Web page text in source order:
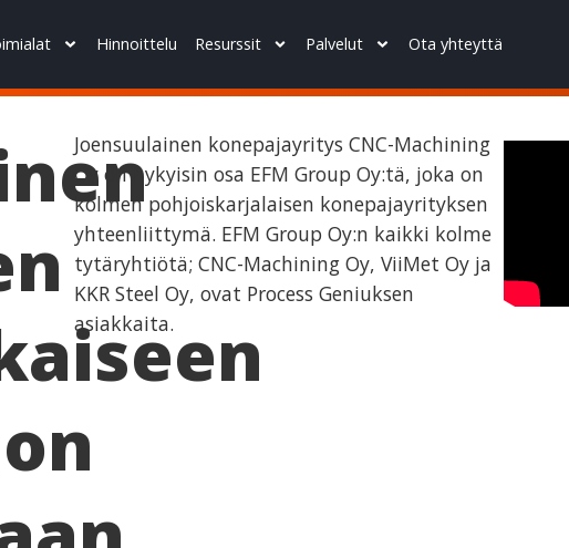
Hinnoittelu Resurssit Palvelut Ota yhteyttä
Joensuulainen konepajayritys CNC-Machining
Oy on nykyisin osa EFM Group Oy:tä, joka on
kolmen pohjoiskarjalaisen konepajayrityksen
yhteenliittymä. EFM Group Oy:n kaikki kolme
tytäryhtiötä; CNC-Machining Oy, ViiMet Oy ja
KKR Steel Oy, ovat Process Geniuksen
asiakkaita.